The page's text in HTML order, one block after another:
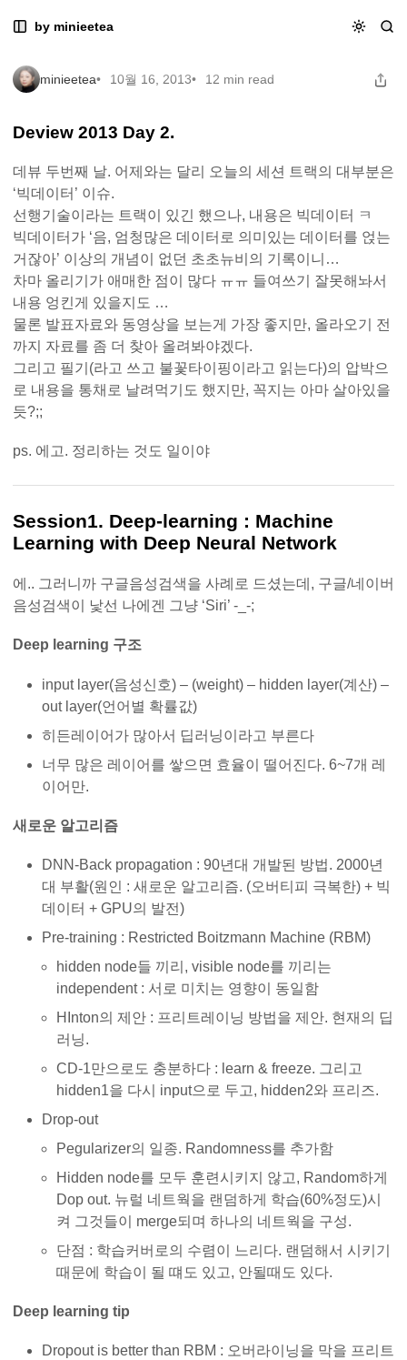
to
to
to
by minieetea
Deview 2013 - Day 2
Deview 2013 - Day 2
minieetea 10월 16, 2013 12 min read
Deview 2013 Day 2.
데뷰 두번째 날. 어제와는 달리 오늘의 세션 트랙의 대부분은
‘빅데이터’ 이슈.
선행기술이라는 트랙이 있긴 했으나, 내용은 빅데이터 ㅋ
빅데이터가 ‘음, 엄청많은 데이터로 의미있는 데이터를 얹는
거잖아’ 이상의 개념이 없던 초초뉴비의 기록이니…
차마 올리기가 애매한 점이 많다 ㅠㅠ 들여쓰기 잘못해놔서
내용 엉킨게 있을지도 …
물론 발표자료와 동영상을 보는게 가장 좋지만, 올라오기 전
까지 자료를 좀 더 찾아 올려봐야겠다.
그리고 필기(라고 쓰고 불꽃타이핑이라고 읽는다)의 압박으
로 내용을 통채로 날려먹기도 했지만, 꼭지는 아마 살아있을
듯?;;
ps. 에고. 정리하는 것도 일이야
Session1. Deep-learning : Machine
Learning with Deep Neural Network
에.. 그러니까 구글음성검색을 사례로 드셨는데, 구글/네이버
음성검색이 낯선 나에겐 그냥 ‘Siri’ -_-;
Deep learning 구조
input layer(음성신호) – (weight) – hidden layer(계산) –
out layer(언어별 확률값)
히든레이어가 많아서 딥러닝이라고 부른다
너무 많은 레이어를 쌓으면 효율이 떨어진다. 6~7개 레
이어만.
새로운 알고리즘
DNN-Back propagation : 90년대 개발된 방법. 2000년
대 부활(원인 : 새로운 알고리즘. (오버티피 극복한) + 빅
데이터 + GPU의 발전)
Pre-training : Restricted Boitzmann Machine (RBM)
hidden node들 끼리, visible node를 끼리는
independent : 서로 미치는 영향이 동일함
HInton의 제안 : 프리트레이닝 방법을 제안. 현재의 딥
러닝.
CD-1만으로도 충분하다 : learn & freeze. 그리고
hidden1을 다시 input으로 두고, hidden2와 프리즈.
Drop-out
Pegularizer의 일종. Randomness를 추가함
Hidden node를 모두 훈련시키지 않고, Random하게
Dop out. 뉴럴 네트웍을 랜덤하게 학습(60%정도)시
켜 그것들이 merge되며 하나의 네트웍을 구성.
단점 : 학습커버로의 수렴이 느리다. 랜덤해서 시키기
때문에 학습이 될 떄도 있고, 안될때도 있다.
Deep learning tip
Dropout is better than RBM : 오버라이닝을 막을 프리트